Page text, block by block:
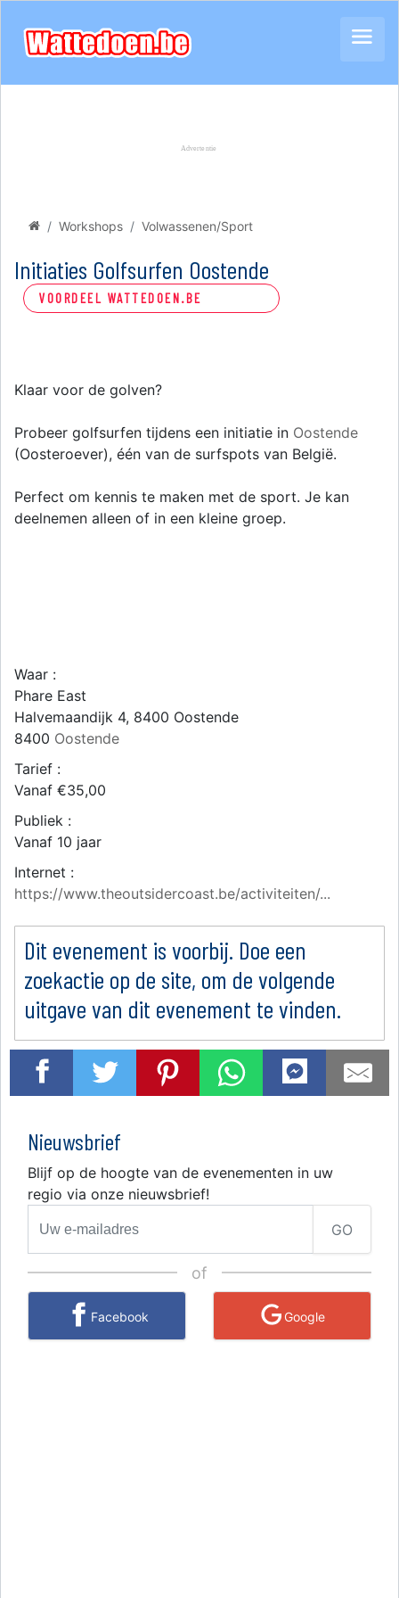
Workshops Volwassenen/Sport
Initiaties Golfsurfen Oostende
VOORDEEL WATTEDOEN.BE
Klaar voor de golven?
Probeer golfsurfen tijdens een initiatie in Oostende
(Oosteroever), één van de surfspots van België.
Perfect om kennis te maken met de sport. Je kan
deelnemen alleen of in een kleine groep.
Waar :
Phare East
Halvemaandijk 4, 8400 Oostende
8400 Oostende
Tarief :
Vanaf €35,00
Publiek :
Vanaf 10 jaar
Internet :
https://www.theoutsidercoast.be/activiteiten/...
Dit evenement is voorbij. Doe een
zoekactie op de site, om de volgende
uitgave van dit evenement te vinden.
Nieuwsbrief
Blijf op de hoogte van de evenementen in uw
regio via onze nieuwsbrief!
GO
of
Facebook Google